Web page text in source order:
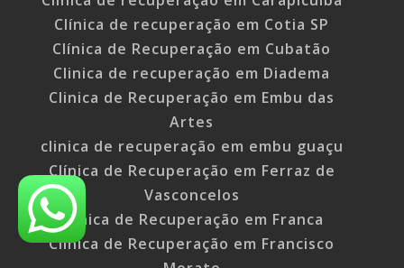
Clínica de recuperação em Cotia SP
Clínica de Recuperação em Cubatão
Clinica de recuperação em Diadema
Clinica de Recuperação em Embu das
Artes
clinica de recuperação em embu guaçu
Clínica de Recuperação em Ferraz de
Vasconcelos
Clínica de Recuperação em Franca
Clínica de Recuperação em Francisco